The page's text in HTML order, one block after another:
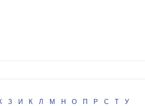
З И К Л М Н О П Р С Т
У